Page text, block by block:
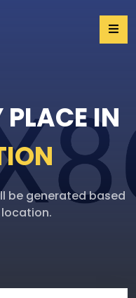
IN
be generated based